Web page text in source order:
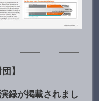
】
録が掲載されまし